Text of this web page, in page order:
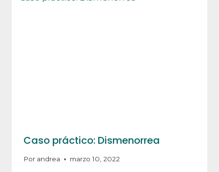
Caso práctico: Dismenorrea
Por andrea marzo 10, 2022